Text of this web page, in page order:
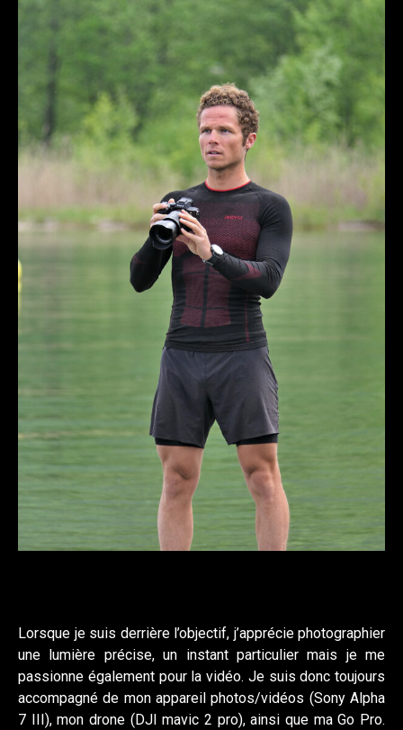
Lorsque je suis derrière l’objectif, j’apprécie photographier
une lumière précise, un instant particulier mais je me
passionne également pour la vidéo. Je suis donc toujours
accompagné de mon appareil photos/vidéos (Sony Alpha
7 III), mon drone (DJI mavic 2 pro), ainsi que ma Go Pro.